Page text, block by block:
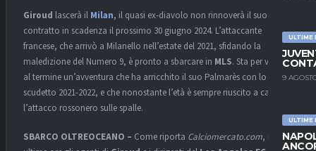
ULTIME
9
ULTIME
Giroud lascerà il Milan, il quasi ex-diavolo non rinnoverà il suo
contratto in scadenza il prossimo 30 giugno 2024. L’attaccante
francese, che arrivò a Milanello nell’estate del 2021, sfidando la
maledizione del Numero 9, è pronto a sbarcare in MLS. Sta per volgere
al termine un’avventura che ha arricchito il suo Palmarès con lo
scudetto 2021-2022, e che nonostante l’età è sempre riuscito a caricarsi
l’attacco rossonero sulle spalle.
SBARCO OLTREOCEANO – Come riporta Calciomercato.com, nelle